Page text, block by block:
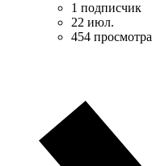
1 подписчик
22 июл.
454 просмотра